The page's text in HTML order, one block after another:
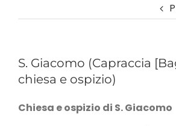
S. Giacomo (Capraccia
chiesa e ospizio)
Chiesa e ospizio di S. Giacomo